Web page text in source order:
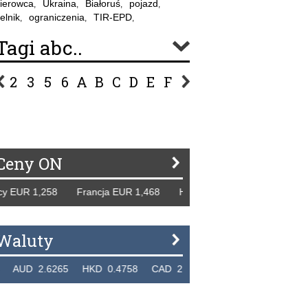
, Ukraina, Białoruś, pojazd,
, ograniczenia, TIR-EPD,
abc..
2 3 5 6 A B C D E F G
ON
1,258 Francja EUR 1,468 Hiszpania EUR 1,229 WB
2.6265 HKD 0.4758 CAD 2.6618 NZD 2.1914 SGD